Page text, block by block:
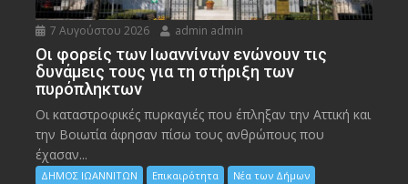
7 Αυγούστου 2026 admin admin
Οι φορείς των Ιωαννίνων ενώνουν τις
δυνάμεις τους για τη στήριξη των
πυρόπληκτων
Οι καταστροφικές πυρκαγιές που έπληξαν την Αττική και
την Bοιωτία άφησαν πίσω τους ανθρώπους που
έχασαν...
ΔΗΜΟΣ ΙΩΑΝΝΙΤΩΝ Επικαιρότητα Νέα των Δήμων